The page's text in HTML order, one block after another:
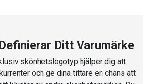
Ditt Varumärke
skönhetslogotyp hjälper dig att
och ge dina tittare en chans att